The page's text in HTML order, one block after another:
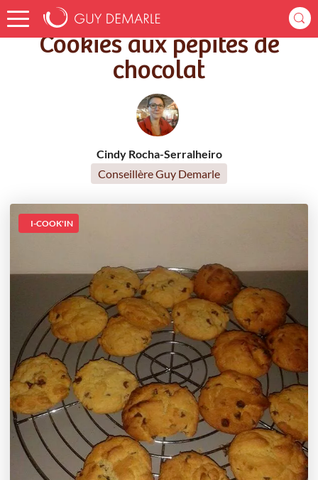
Accueil Recettes Cookies aux pépites de chocolat
Cookies aux pépites de
chocolat
Cindy Rocha-Serralheiro
Conseillère Guy Demarle
I-COOK'IN